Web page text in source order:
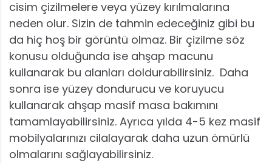
cisim çizilmelere veya yüzey kırılmalarına
neden olur. Sizin de tahmin edeceğiniz gibi bu
da hiç hoş bir görüntü olmaz. Bir çizilme söz
konusu olduğunda ise ahşap macunu
kullanarak bu alanları doldurabilirsiniz. Daha
sonra ise yüzey dondurucu ve koruyucu
kullanarak ahşap masif masa bakımını
tamamlayabilirsiniz. Ayrıca yılda 4-5 kez masif
mobilyalarınızı cilalayarak daha uzun ömürlü
olmalarını sağlayabilirsiniz.